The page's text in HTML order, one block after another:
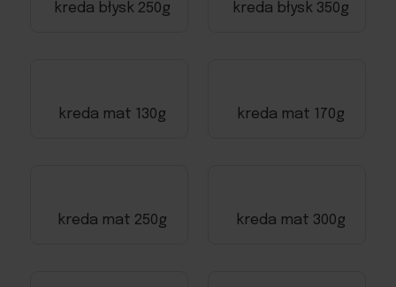
kreda błysk 250g kreda błysk 350g
kreda mat 130g kreda mat 170g
kreda mat 250g kreda mat 300g